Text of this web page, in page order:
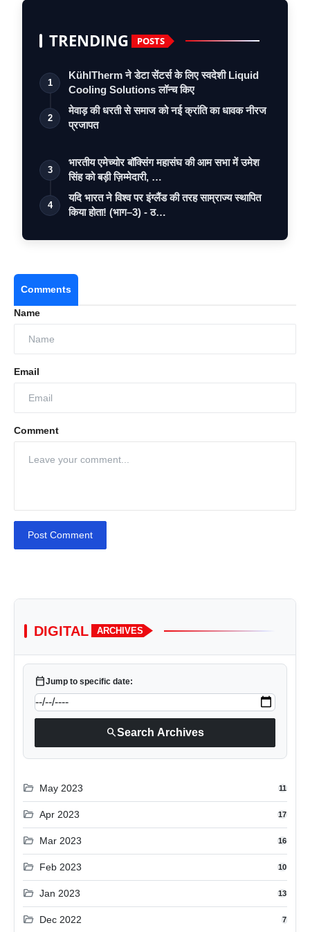
TRENDING POSTS
1
KühlTherm ने डेटा सेंटर्स के लिए स्वदेशी Liquid
Cooling Solutions लॉन्च किए
2
मेवाड़ की धरती से समाज को नई क्रांति का धावक नीरज
प्रजापत
3
भारतीय एमेच्योर बॉक्सिंग महासंघ की आम सभा में उमेश
सिंह को बड़ी ज़िम्मेदारी, …
4
यदि भारत ने विश्व पर इंग्लैंड की तरह साम्राज्य स्थापित
किया होता! (भाग–3) - ठ…
Comments
Name
Email
Comment
Post Comment
DIGITAL ARCHIVES
calendar_todayJump to specific date:
searchSearch Archives
folder_open May 2023 11
folder_open Apr 2023 17
folder_open Mar 2023 16
folder_open Feb 2023 10
folder_open Jan 2023 13
folder_open Dec 2022 7